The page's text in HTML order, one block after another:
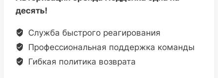
热
力
型
蒸
десять!
Служба быстрого реагирования
Профессиональная поддержка команды
Гибкая политика возврата